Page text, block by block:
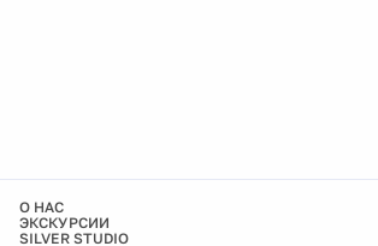
О НАС
ЭКСКУРСИИ
SILVER STUDIO